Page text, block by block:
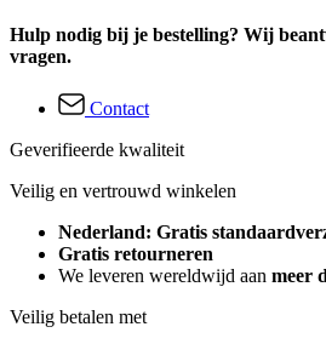
Hulp nodig bij je bestelling? Wij
vragen.
Contact
Geverifieerde kwaliteit
Veilig en vertrouwd winkelen
Nederland: Gratis
Gratis retourneren
We leveren wereldwijd aan meer
Veilig betalen met